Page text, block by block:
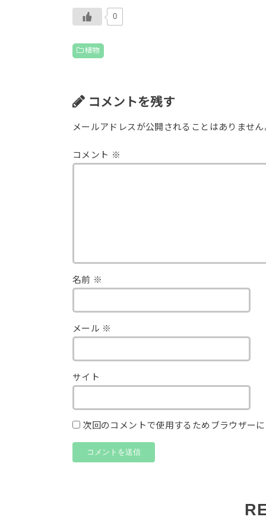
0
植物
コメントを残す
メールアドレスが公開されることはありません
コメント ※
名前 ※
メール ※
サイト
次回のコメントで使用するためブラウザー